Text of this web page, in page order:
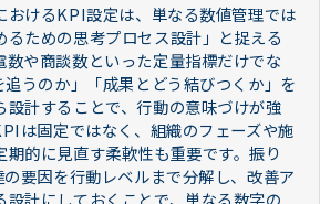
おけるKPI設定は、単なる数値管理では
るための思考プロセス設計」と捉える
や商談数といった定量指標だけでな
うのか」「成果とどう結びつくか」を
設計することで、行動の意味づけが強
は固定ではなく、組織のフェーズや施
期的に見直す柔軟性も重要です。振り
要因を行動レベルまで分解し、改善ア
設計にしておくことで、単なる数字の